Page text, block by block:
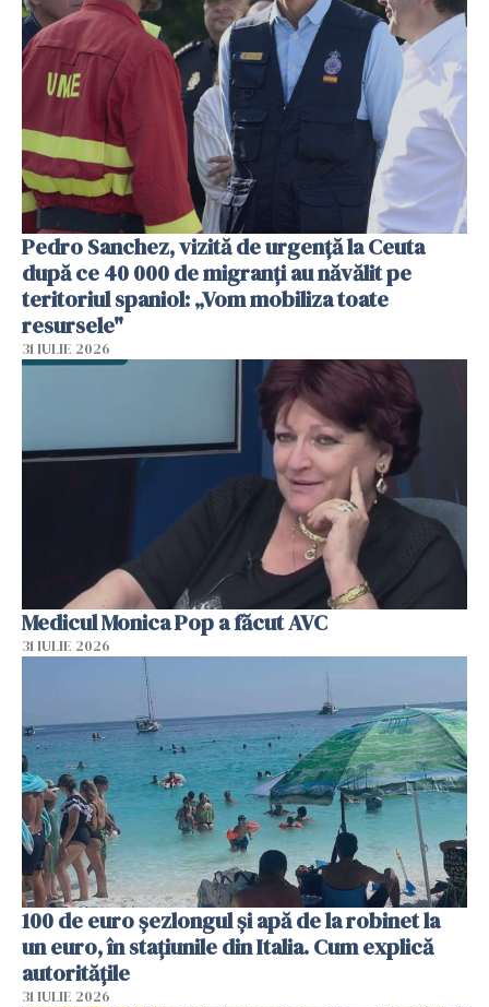
Pedro Sanchez, vizită de urgență la Ceuta
după ce 40 000 de migranți au năvălit pe
teritoriul spaniol: „Vom mobiliza toate
resursele"
31 IULIE 2026
Medicul Monica Pop a făcut AVC
31 IULIE 2026
100 de euro șezlongul și apă de la robinet la
un euro, în stațiunile din Italia. Cum explică
autoritățile
31 IULIE 2026